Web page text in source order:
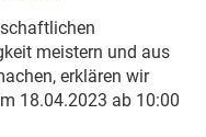
meistern und aus
erklären wir
18.04.2023 ab 10:00